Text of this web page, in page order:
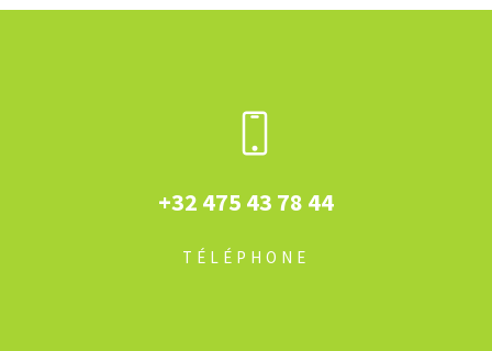
+32 475 43 78 44
TÉLÉPHONE